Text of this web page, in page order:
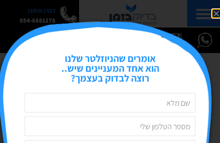
דברו איתנו
054-6881278
אומרים שהניוזלטר שלנו
הוא אחד המעניינים שיש..
רוצה לבדוק בעצמך?